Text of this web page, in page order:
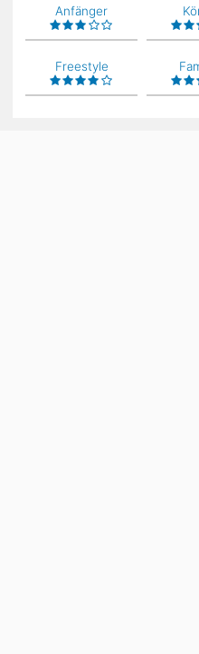
Anfänger
Freestyle